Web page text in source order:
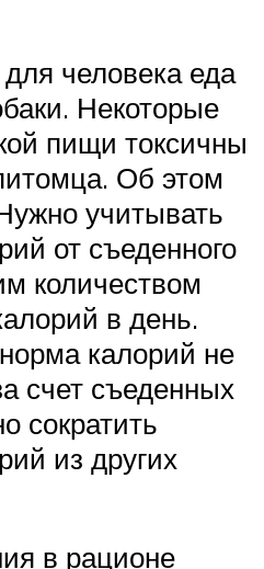
человека еда
Некоторые
пищи токсичны
Об этом
учитывать
от съеденного
количеством
в день.
калорий не
счет съеденных
сократить
из других
в рационе